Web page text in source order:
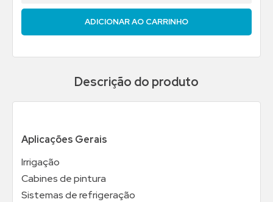
ADICIONAR AO CARRINHO
Descrição do produto
Aplicações Gerais
Irrigação
Cabines de pintura
Sistemas de refrigeração